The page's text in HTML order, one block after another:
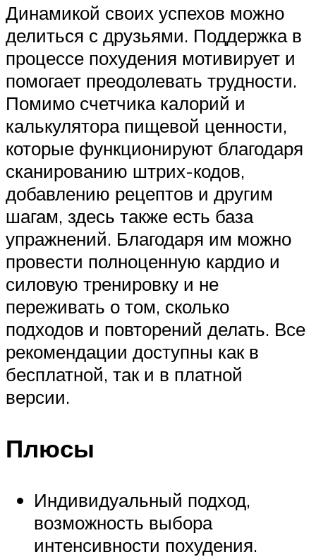
Динамикой своих успехов можно
делиться с друзьями. Поддержка в
процессе похудения мотивирует и
помогает преодолевать трудности.
Помимо счетчика калорий и
калькулятора пищевой ценности,
которые функционируют благодаря
сканированию штрих-кодов,
добавлению рецептов и другим
шагам, здесь также есть база
упражнений. Благодаря им можно
провести полноценную кардио и
силовую тренировку и не
переживать о том, сколько
подходов и повторений делать. Все
рекомендации доступны как в
бесплатной, так и в платной
версии.
Плюсы
Индивидуальный подход,
возможность выбора
интенсивности похудения.